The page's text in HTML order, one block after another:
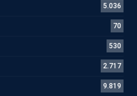
5.036
70
530
2.717
9.819